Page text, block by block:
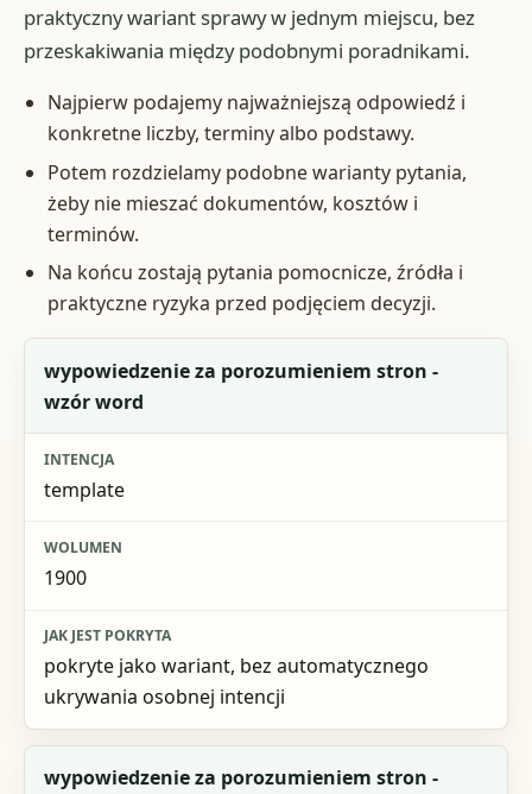
praktyczny wariant sprawy w jednym miejscu, bez
przeskakiwania między podobnymi poradnikami.
Najpierw podajemy najważniejszą odpowiedź i
konkretne liczby, terminy albo podstawy.
Potem rozdzielamy podobne warianty pytania,
żeby nie mieszać dokumentów, kosztów i
terminów.
Na końcu zostają pytania pomocnicze, źródła i
praktyczne ryzyka przed podjęciem decyzji.
Fraza
Wolumen
wypowiedzenie za porozumieniem stron -
wzór word
template
1900
pokryte jako wariant, bez automatycznego
ukrywania osobnej intencji
wypowiedzenie za porozumieniem stron -